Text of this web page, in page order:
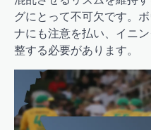
グにとって不可欠です。
ナにも注意を払い、イニ
整する必要があります。